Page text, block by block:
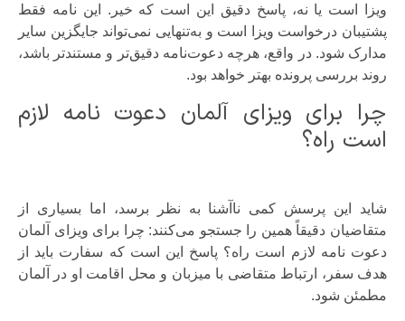
ویزا است یا نه، پاسخ دقیق این است که خیر. این نامه فقط
پشتیبان درخواست ویزا است و به‌تنهایی نمی‌تواند جایگزین سایر
مدارک شود. در واقع، هرچه دعوت‌نامه دقیق‌تر و مستندتر باشد،
روند بررسی پرونده بهتر خواهد بود.
چرا برای ویزای آلمان دعوت نامه لازم
است راه؟
شاید این پرسش کمی ناآشنا به نظر برسد، اما بسیاری از
متقاضیان دقیقاً همین را جستجو می‌کنند: چرا برای ویزای آلمان
دعوت نامه لازم است راه؟ پاسخ این است که سفارت باید از
هدف سفر، ارتباط متقاضی با میزبان و محل اقامت او در آلمان
مطمئن شود.